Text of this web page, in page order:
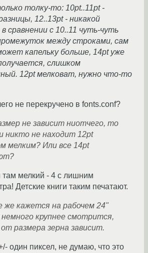
толку-то: 10pt..11pt -
12..13pt - никакой
сравнении с 10..11 чуть-чуть
между строками, сам
капельку больше, 14pt уже
слишком
12pt мелковат, нужно что-то
не перекручено в fonts.conf?
не зависит ниотчего, то
никто не находит 12pt
мелким? Или все 14pt
там мелкий - 4 с лишним
Детские книги таким печатают.
же кажется на рабочем 24"
немного крупнее смотрится,
размера зерна зависит.
один пиксел, не думаю, что это